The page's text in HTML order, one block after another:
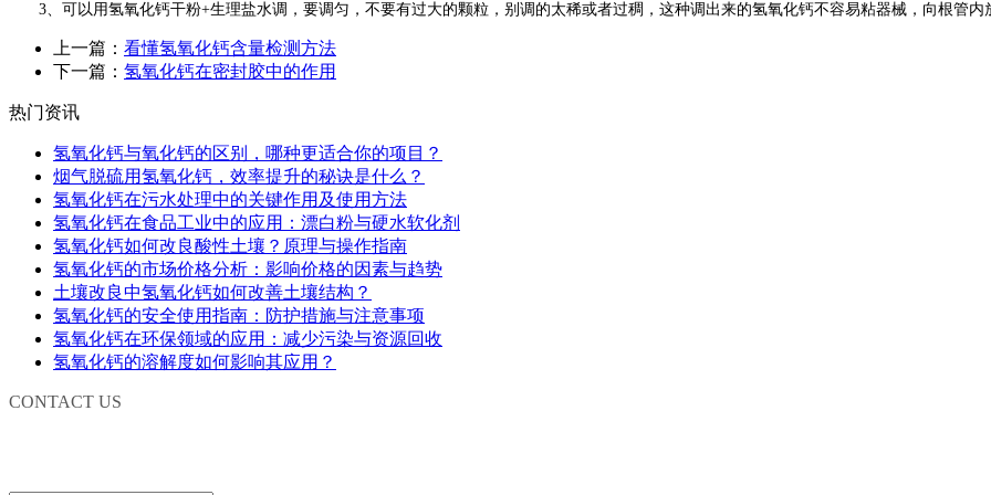
3、可以用氢氧化钙干粉+生理盐水调，要调匀，不要有过大的颗粒，别调的太稀或者过稠，这种调出来的氢氧化钙不容易粘器械，向根管内
上一篇： 看懂氢氧化钙含量检测方法
下一篇： 氢氧化钙在密封胶中的作用
热门资讯
氢氧化钙与氧化钙的区别，哪种更适合你的项目？
烟气脱硫用氢氧化钙，效率提升的秘诀是什么？
氢氧化钙在污水处理中的关键作用及使用方法
氢氧化钙在食品工业中的应用：漂白粉与硬水软化剂
氢氧化钙如何改良酸性土壤？原理与操作指南
氢氧化钙的市场价格分析：影响价格的因素与趋势
土壤改良中氢氧化钙如何改善土壤结构？
氢氧化钙的安全使用指南：防护措施与注意事项
氢氧化钙在环保领域的应用：减少污染与资源回收
氢氧化钙的溶解度如何影响其应用？
CONTACT US